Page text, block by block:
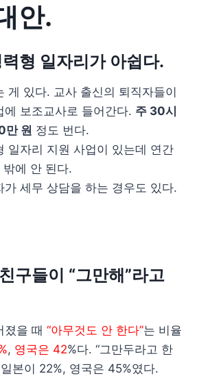
안.
형 일자리가 아쉽다.
게 있다. 교사 출신의 퇴직자들이
에 보조교사로 들어간다. 주 30시
만 원 정도 번다.
일자리 지원 사업이 있는데 연간
에 안 된다.
가 세무 상담을 하는 경우도 있다.
구들이 “그만해”라고
졌을 때 “아무것도 안 한다”는 비율
, 영국은 42%다. “그만두라고 한
본이 22%, 영국은 45%였다.